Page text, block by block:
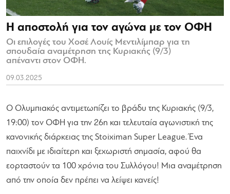
Η αποστολή για τον αγώνα με τον ΟΦΗ
Οι επιλογές του Χοσέ Λουίς Μεντιλίμπαρ για τη
σπουδαία αναμέτρηση της Κυριακής (9/3)
απέναντι στον ΟΦΗ.
09.03.2025
Ο Ολυμπιακός αντιμετωπίζει το βράδυ της Κυριακής (9/3,
19:00) τον ΟΦΗ για την 26η και τελευταία αγωνιστική της
κανονικής διάρκειας της Stoiximan Super League. Ένα
παιχνίδι με ιδιαίτερη και ξεχωριστή σημασία, αφού θα
εορταστούν τα 100 χρόνια του Συλλόγου! Μια αναμέτρηση
από την οποία δεν πρέπει να λείψει κανείς!